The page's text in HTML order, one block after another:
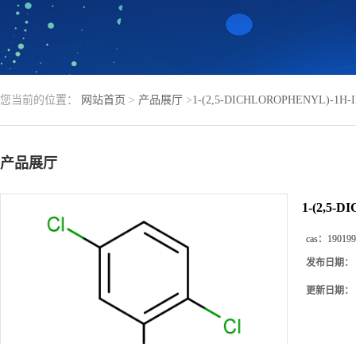
您当前的位置： 网站首页 > 产品展厅 >1-(2,5-DICHLOROPHENYL)-
产品展厅
1-(2,5-
cas：
发布日期：
更新日期：